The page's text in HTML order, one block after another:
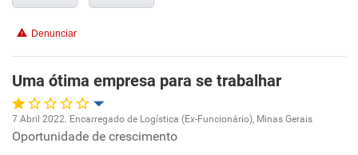
Recomenda a diretoria
Denunciar
Uma ótima empresa para se trabalhar
Oportunidade de promoção
7 Abril 2022. Encarregado de Logística (Ex-Funcionário), Minas Gerais
Oportunidade de crescimento